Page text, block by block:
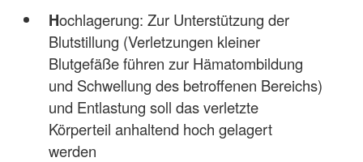
Hochlagerung: Zur Unterstützung der
Blutstillung (Verletzungen kleiner
Blutgefäße führen zur Hämatombildung
und Schwellung des betroffenen Bereichs)
und Entlastung soll das verletzte
Körperteil anhaltend hoch gelagert
werden